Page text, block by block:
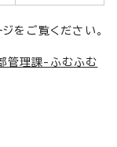
をご覧ください。
管理課-ふむふむ